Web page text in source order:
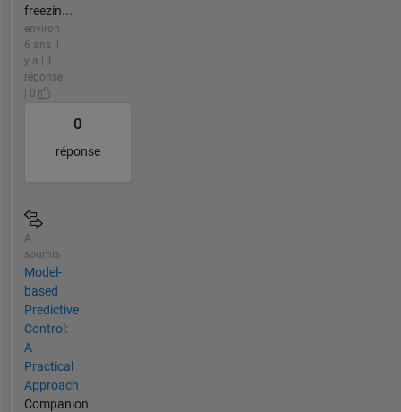
freezin...
environ
6 ans il
y a | 1
réponse
| 0
0
réponse
A
soumis
Model-
based
Predictive
Control:
A
Practical
Approach
Companion